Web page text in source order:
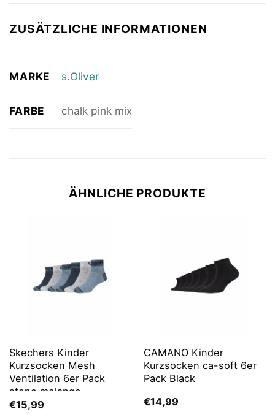
ZUSÄTZLICHE INFORMATIONEN
MARKE s.Oliver
FARBE chalk pink mix
ÄHNLICHE PRODUKTE
Skechers Kinder
Kurzsocken Mesh
Ventilation 6er Pack
stone melange
€15,99
CAMANO Kinder
Kurzsocken ca-soft 6er
Pack Black
€14,99